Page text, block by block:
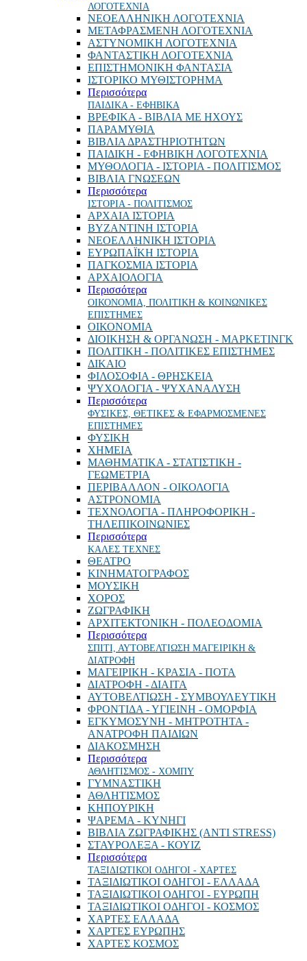
ΛΟΓΟΤΕΧΝΙΑ
ΝΕΟΕΛΛΗΝΙΚΗ ΛΟΓΟΤΕΧΝΙΑ
ΜΕΤΑΦΡΑΣΜΕΝΗ ΛΟΓΟΤΕΧΝΙΑ
ΑΣΤΥΝΟΜΙΚΗ ΛΟΓΟΤΕΧΝΙΑ
ΦΑΝΤΑΣΤΙΚΗ ΛΟΓΟΤΕΧΝΙΑ
ΕΠΙΣΤΗΜΟΝΙΚΗ ΦΑΝΤΑΣΙΑ
ΙΣΤΟΡΙΚΟ ΜΥΘΙΣΤΟΡΗΜΑ
Περισσότερα
ΠΑΙΔΙΚΑ - ΕΦΗΒΙΚΑ
ΒΡΕΦΙΚΑ - ΒΙΒΛΙΑ ΜΕ ΗΧΟΥΣ
ΠΑΡΑΜΥΘΙΑ
ΒΙΒΛΙΑ ΔΡΑΣΤΗΡΙΟΤΗΤΩΝ
ΠΑΙΔΙΚΗ - ΕΦΗΒΙΚΗ ΛΟΓΟΤΕΧΝΙΑ
ΜΥΘΟΛΟΓΙΑ - ΙΣΤΟΡΙΑ - ΠΟΛΙΤΙΣΜΟΣ
ΒΙΒΛΙΑ ΓΝΩΣΕΩΝ
Περισσότερα
ΙΣΤΟΡΙΑ - ΠΟΛΙΤΙΣΜΟΣ
ΑΡΧΑΙΑ ΙΣΤΟΡΙΑ
ΒΥΖΑΝΤΙΝΗ ΙΣΤΟΡΙΑ
ΝΕΟΕΛΛΗΝΙΚΗ ΙΣΤΟΡΙΑ
ΕΥΡΩΠΑΪΚΗ ΙΣΤΟΡΙΑ
ΠΑΓΚΟΣΜΙΑ ΙΣΤΟΡΙΑ
ΑΡΧΑΙΟΛΟΓΙΑ
Περισσότερα
ΟΙΚΟΝΟΜΙΑ, ΠΟΛΙΤΙΚΗ & ΚΟΙΝΩΝΙΚΕΣ
ΕΠΙΣΤΗΜΕΣ
ΟΙΚΟΝΟΜΙΑ
ΔΙΟΙΚΗΣΗ & ΟΡΓΑΝΩΣΗ - ΜΑΡΚΕΤΙΝΓΚ
ΠΟΛΙΤΙΚΗ - ΠΟΛΙΤΙΚΕΣ ΕΠΙΣΤΗΜΕΣ
ΔΙΚΑΙΟ
ΦΙΛΟΣΟΦΙΑ - ΘΡΗΣΚΕΙΑ
ΨΥΧΟΛΟΓΙΑ - ΨΥΧΑΝΑΛΥΣΗ
Περισσότερα
ΦΥΣΙΚΕΣ, ΘΕΤΙΚΕΣ & ΕΦΑΡΜΟΣΜΕΝΕΣ
ΕΠΙΣΤΗΜΕΣ
ΦΥΣΙΚΗ
ΧΗΜΕΙΑ
ΜΑΘΗΜΑΤΙΚΑ - ΣΤΑΤΙΣΤΙΚΗ -
ΓΕΩΜΕΤΡΙΑ
ΠΕΡΙΒΑΛΛΟΝ - ΟΙΚΟΛΟΓΙΑ
ΑΣΤΡΟΝΟΜΙΑ
ΤΕΧΝΟΛΟΓΙΑ - ΠΛΗΡΟΦΟΡΙΚΗ -
ΤΗΛΕΠΙΚΟΙΝΩΝΙΕΣ
Περισσότερα
ΚΑΛΕΣ ΤΕΧΝΕΣ
ΘΕΑΤΡΟ
ΚΙΝΗΜΑΤΟΓΡΑΦΟΣ
ΜΟΥΣΙΚΗ
ΧΟΡΟΣ
ΖΩΓΡΑΦΙΚΗ
ΑΡΧΙΤΕΚΤΟΝΙΚΗ - ΠΟΛΕΟΔΟΜΙΑ
Περισσότερα
ΣΠΙΤΙ, ΑΥΤΟΒΕΛΤΙΩΣΗ ΜΑΓΕΙΡΙΚΗ &
ΔΙΑΤΡΟΦΗ
ΜΑΓΕΙΡΙΚΗ - ΚΡΑΣΙΑ - ΠΟΤΑ
ΔΙΑΤΡΟΦΗ - ΔΙΑΙΤΑ
ΑΥΤΟΒΕΛΤΙΩΣΗ - ΣΥΜΒΟΥΛΕΥΤΙΚΗ
ΦΡΟΝΤΙΔΑ - ΥΓΙΕΙΝΗ - ΟΜΟΡΦΙΑ
ΕΓΚΥΜΟΣΥΝΗ - ΜΗΤΡΟΤΗΤΑ -
ΑΝΑΤΡΟΦΗ ΠΑΙΔΙΩΝ
ΔΙΑΚΟΣΜΗΣΗ
Περισσότερα
ΑΘΛΗΤΙΣΜΟΣ - ΧΟΜΠΥ
ΓΥΜΝΑΣΤΙΚΗ
ΑΘΛΗΤΙΣΜΟΣ
ΚΗΠΟΥΡΙΚΗ
ΨΑΡΕΜΑ - ΚΥΝΗΓΙ
ΒΙΒΛΙΑ ΖΩΓΡΑΦΙΚΗΣ (ANTI STRESS)
ΣΤΑΥΡΟΛΕΞΑ - ΚΟΥΙΖ
Περισσότερα
ΤΑΞΙΔΙΩΤΙΚΟΙ ΟΔΗΓΟΙ - ΧΑΡΤΕΣ
ΤΑΞΙΔΙΩΤΙΚΟΙ ΟΔΗΓΟΙ - ΕΛΛΑΔΑ
ΤΑΞΙΔΙΩΤΙΚΟΙ ΟΔΗΓΟΙ - ΕΥΡΩΠΗ
ΤΑΞΙΔΙΩΤΙΚΟΙ ΟΔΗΓΟΙ - ΚΟΣΜΟΣ
ΧΑΡΤΕΣ ΕΛΛΑΔΑ
ΧΑΡΤΕΣ ΕΥΡΩΠΗΣ
ΧΑΡΤΕΣ ΚΟΣΜΟΣ